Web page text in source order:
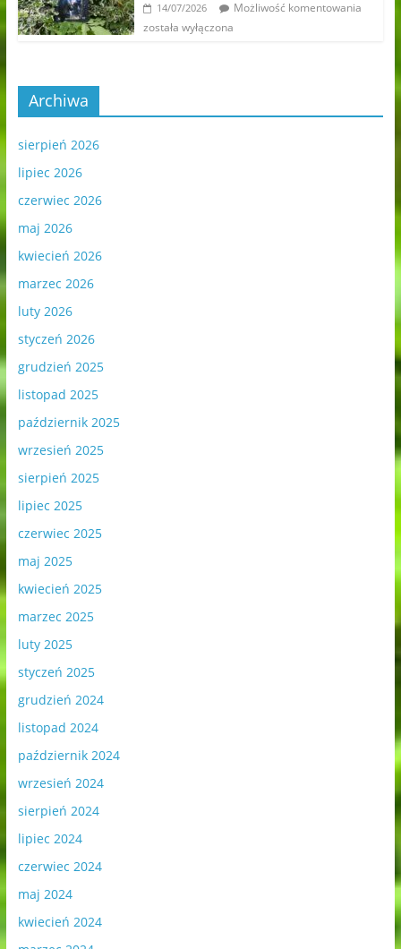
14/07/2026
Możliwość komentowania
została wyłączona
Archiwa
sierpień 2026
lipiec 2026
czerwiec 2026
maj 2026
kwiecień 2026
marzec 2026
luty 2026
styczeń 2026
grudzień 2025
listopad 2025
październik 2025
wrzesień 2025
sierpień 2025
lipiec 2025
czerwiec 2025
maj 2025
kwiecień 2025
marzec 2025
luty 2025
styczeń 2025
grudzień 2024
listopad 2024
październik 2024
wrzesień 2024
sierpień 2024
lipiec 2024
czerwiec 2024
maj 2024
kwiecień 2024